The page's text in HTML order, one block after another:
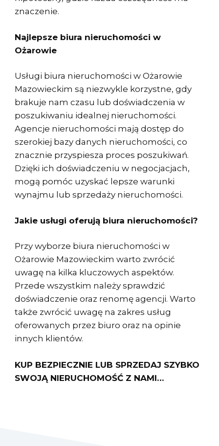
znaczenie.
Najlepsze biura nieruchomości w
Ożarowie
Usługi biura nieruchomości w Ożarowie
Mazowieckim są niezwykle korzystne, gdy
brakuje nam czasu lub doświadczenia w
poszukiwaniu idealnej nieruchomości.
Agencje nieruchomości mają dostęp do
szerokiej bazy danych nieruchomości, co
znacznie przyspiesza proces poszukiwań.
Dzięki ich doświadczeniu w negocjacjach,
mogą pomóc uzyskać lepsze warunki
wynajmu lub sprzedaży nieruchomości.
Jakie usługi oferują biura nieruchomości?
Przy wyborze biura nieruchomości w
Ożarowie Mazowieckim warto zwrócić
uwagę na kilka kluczowych aspektów.
Przede wszystkim należy sprawdzić
doświadczenie oraz renomę agencji. Warto
także zwrócić uwagę na zakres usług
oferowanych przez biuro oraz na opinie
innych klientów.
KUP BEZPIECZNIE LUB SPRZEDAJ SZYBKO
SWOJĄ NIERUCHOMOŚĆ Z NAMI…